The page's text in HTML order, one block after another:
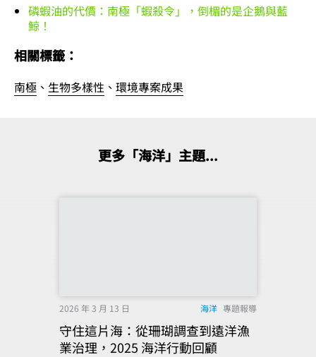
磷蝦油的代價：南極「蝦殺令」，倒楣的是企鵝與藍
鯨！
相關標籤：
南極 、 生物多樣性 、 環境專案成果
更多「海洋」主題...
2026 年 3 月 13 日 海洋 專題報導
守住這片海：從珊瑚調查到遠洋漁
業治理，2025 海洋行動回顧